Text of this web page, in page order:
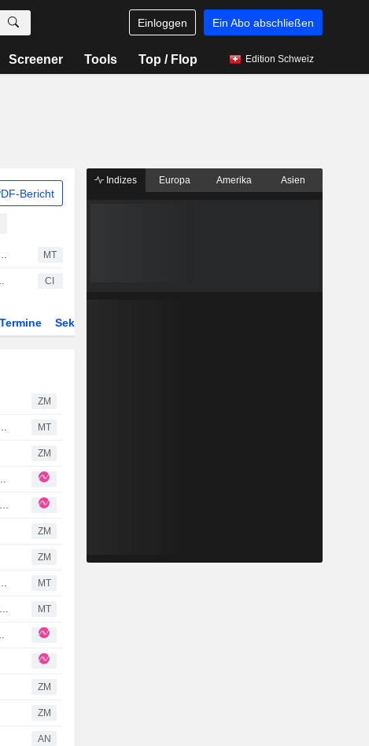
Einloggen Ein Abo abschließen
Screener Tools Top / Flop Edition Schweiz
Bericht
mit stabilem Ausblick dank starker Bilanz MT
bekannt - zum 31. Juli 2026 CI
Termine Sektor
ZM
nach H1-Bericht; Kaufempfehlung bestätigt MT
ZM
keine Veränderung der Investmentstory
Centrica: HY26: Ergebnis über Erwartungen, Infrastruktur-Ausblick angehoben, Vorsicht im Retail und gedämpfter FY27-Ausblick
ZM
ZM
Centrica dank Investitionsschub; Kursziel angehoben MT
RBC passt Gewinnprognosen für Centrica nach Q1-Update und Kraftwerkskauf an MT
von ca. 370 Mio. GBP
ZM
ZM
AN
Indizes Europa Amerika Asien